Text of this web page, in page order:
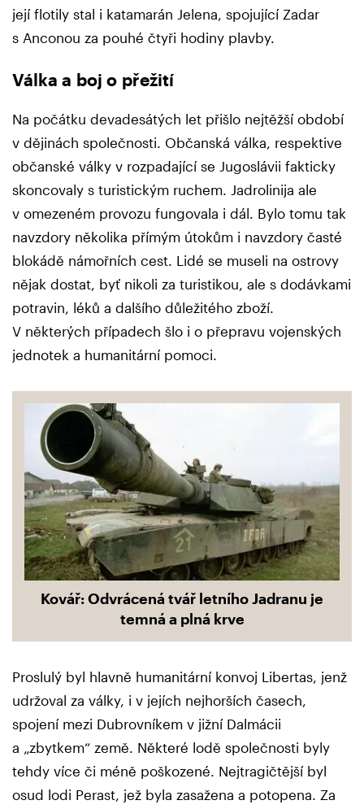
její flotily stal i katamarán Jelena, spojující Zadar
s Anconou za pouhé čtyři hodiny plavby.
Válka a boj o přežití
Na počátku devadesátých let přišlo nejtěžší období
v dějinách společnosti. Občanská válka, respektive
občanské války v rozpadající se Jugoslávii fakticky
skoncovaly s turistickým ruchem. Jadrolinija ale
v omezeném provozu fungovala i dál. Bylo tomu tak
navzdory několika přímým útokům i navzdory časté
blokádě námořních cest. Lidé se museli na ostrovy
nějak dostat, byť nikoli za turistikou, ale s dodávkami
potravin, léků a dalšího důležitého zboží.
V některých případech šlo i o přepravu vojenských
jednotek a humanitární pomoci.
Kovář: Odvrácená tvář letního Jadranu je
temná a plná krve
Proslulý byl hlavně humanitární konvoj Libertas, jenž
udržoval za války, i v jejích nejhorších časech,
spojení mezi Dubrovníkem v jižní Dalmácii
a „zbytkem“ země. Některé lodě společnosti byly
tehdy více či méně poškozené. Nejtragičtější byl
osud lodi Perast, jež byla zasažena a potopena. Za